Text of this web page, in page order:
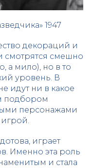
1947
декораций и
смотрятся смешно
а мило), но в то
уровень. В
идут ни в какое
подбором
персонажами
играет
Именно эта роль
и стала